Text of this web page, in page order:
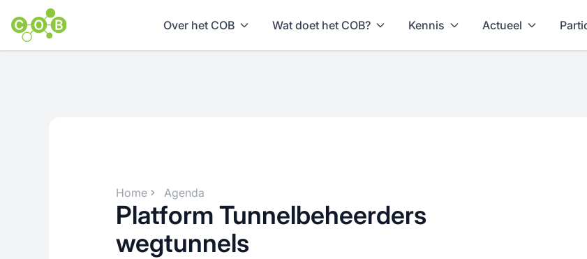
Over het COB Wat doet het COB? Kennis Actueel
Home Agenda
Platform Tunnelbeheerders
wegtunnels